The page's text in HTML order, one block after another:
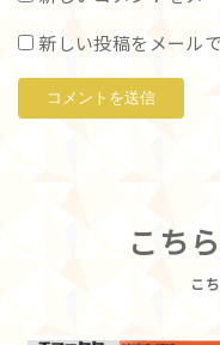
新しい投稿をメール
こち